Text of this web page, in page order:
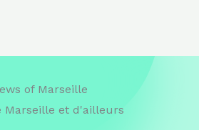
of Marseille
Marseille et d'ailleurs